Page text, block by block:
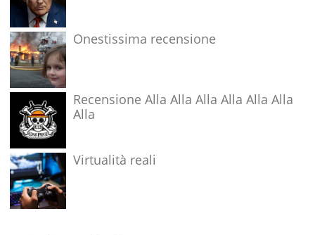
Onestissima recensione
Recensione Alla Alla Alla Alla Alla Alla
Alla
Virtualità reali